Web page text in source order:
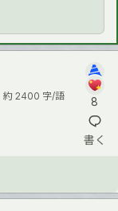
約 2400 字/語 8
書く